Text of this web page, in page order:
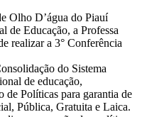
Olho D’água do Piauí
de Educação, a Professa
realizar a 3° Conferência
do Sistema
de educação,
Políticas para garantia de
Pública, Gratuita e Laica.